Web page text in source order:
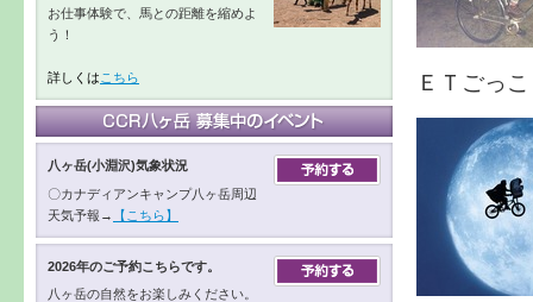
ＥＴごっ
お仕事体験で、馬との距離を縮めよ
う！
詳しくは こちら
八ヶ岳(小淵沢)気象状況
〇カナディアンキャンプ八ヶ岳周辺
天気予報→
【こちら】
2026年のご予約こちらです。
八ヶ岳の自然をお楽しみください。